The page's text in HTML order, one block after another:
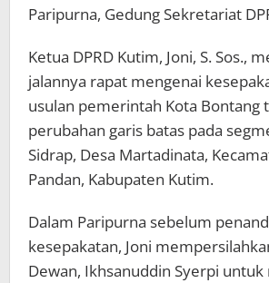
Paripurna, Gedung Sekretariat
Ketua DPRD Kutim, Joni, S. Sos.,
jalannya rapat mengenai
usulan pemerintah Kota Bontang
perubahan garis batas pada
Sidrap, Desa Martadinata,
Pandan, Kabupaten Kutim.
Dalam Paripurna sebelum
kesepakatan, Joni
Dewan, Ikhsanuddin Syerpi